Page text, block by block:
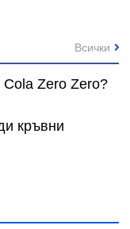
Zero Zero?
кръвни
Всички